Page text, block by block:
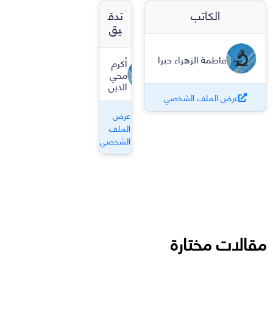
الكاتب
فاطمة الزهراء حيرا
عرض الملف الشخصي
تدق
يق
أكرم
محي
الدين
عرض
الملف
الشخصي
مقالات مختارة